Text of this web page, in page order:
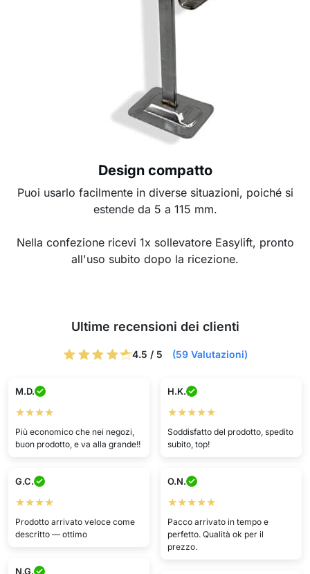
Design compatto
Puoi usarlo facilmente in diverse situazioni, poiché si
estende da 5 a 115 mm.
Nella confezione ricevi 1x sollevatore Easylift, pronto
all'uso subito dopo la ricezione.
Ultime recensioni dei clienti
4.5 / 5 (59 Valutazioni)
M.D.
★★★★
Più economico che nei negozi,
buon prodotto, e va alla grande!!
H.K.
★★★★★
Soddisfatto del prodotto, spedito
subito, top!
G.C.
★★★★
Prodotto arrivato veloce come
descritto — ottimo
O.N.
★★★★★
Pacco arrivato in tempo e
perfetto. Qualità ok per il
prezzo.
N.G.